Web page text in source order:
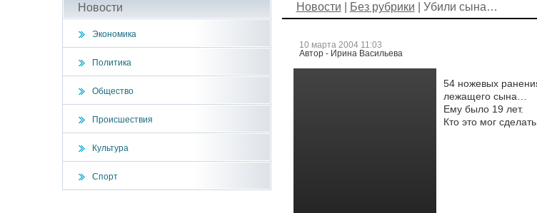
Новости
Экономика
Политика
Общество
Происшествия
Культура
Спорт
Новости Без рубрики | Убили сына…
10 марта 2004 11:03
Автор - Ирина Васильева
54 ножевых
лежащего сына…
Ему было 19 лет.
Кто это мог